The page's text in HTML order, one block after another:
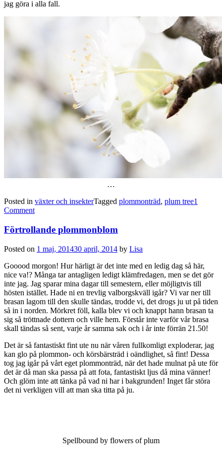
jag göra i alla fall.
…
Posted in växter och insekterTagged plommonträd, plum tree1
Comment
Förtrollande plommonblom
Posted on 1 maj, 201430 april, 2014 by Lisa
Gooood morgon! Hur härligt är det inte med en ledig dag så här,
nice va!? Många tar antagligen ledigt klämfredagen, men se det gör
inte jag. Jag sparar mina dagar till semestern, eller möjligtvis till
hösten istället. Hade ni en trevlig valborgskväll igår? Vi var ner till
brasan lagom till den skulle tändas, trodde vi, det drogs ju ut på tiden
så in i norden. Mörkret föll, kalla blev vi och knappt hann brasan ta
sig så tröttnade dottern och ville hem. Förstår inte varför vår brasa
skall tändas så sent, varje år samma sak och i år inte förrän 21.50!
Det är så fantastiskt fint ute nu när våren fullkomligt exploderar, jag
kan glo på plommon- och körsbärsträd i oändlighet, så fint! Dessa
tog jag igår på vårt eget plommonträd, när det hade mulnat på ute för
det är då man ska passa på att fota, fantastiskt ljus då mina vänner!
Och glöm inte att tänka på vad ni har i bakgrunden! Inget får störa
det ni verkligen vill att man ska titta på ju.
Spellbound by flowers of plum